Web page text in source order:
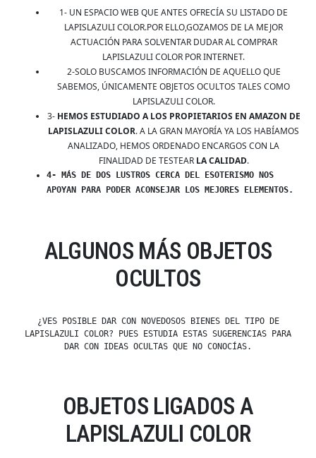
1- UN ESPACIO WEB QUE ANTES OFRECÍA SU LISTADO DE
LAPISLAZULI COLOR.POR ELLO,GOZAMOS DE LA MEJOR
ACTUACIÓN PARA SOLVENTAR DUDAR AL COMPRAR
LAPISLAZULI COLOR POR INTERNET.
2-SOLO BUSCAMOS INFORMACIÓN DE AQUELLO QUE
SABEMOS, ÚNICAMENTE OBJETOS OCULTOS TALES COMO
LAPISLAZULI COLOR.
3- HEMOS ESTUDIADO A LOS PROPIETARIOS EN AMAZON DE
LAPISLAZULI COLOR. A LA GRAN MAYORÍA YA LOS HABÍAMOS
ANALIZADO, HEMOS ORDENADO ENCARGOS CON LA
FINALIDAD DE TESTEAR LA CALIDAD.
4- MÁS DE DOS LUSTROS CERCA DEL ESOTERISMO NOS
APOYAN PARA PODER ACONSEJAR LOS MEJORES ELEMENTOS.
ALGUNOS MÁS OBJETOS
OCULTOS
¿VES POSIBLE DAR CON NOVEDOSOS BIENES DEL TIPO DE
LAPISLAZULI COLOR? PUES ESTUDIA ESTAS SUGERENCIAS PARA
DAR CON IDEAS OCULTAS QUE NO CONOCÍAS.
OBJETOS LIGADOS A
LAPISLAZULI COLOR